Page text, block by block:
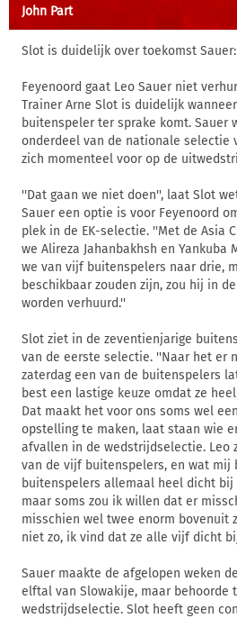
John Part
Slot is duidelijk over toekomst
Feyenoord gaat Leo Sauer niet
Trainer Arne Slot is duidelijk
buitenspeler ter sprake komt. Sauer
onderdeel van de nationale selectie
zich momenteel voor op de
''Dat gaan we niet doen'', laat Slot
Sauer een optie is voor Feyenoord
plek in de EK-selectie. ''Met de Asia
we Alireza Jahanbakhsh en Yankuba
we van vijf buitenspelers naar drie,
beschikbaar zouden zijn, zou hij in
worden verhuurd.''
Slot ziet in de zeventienjarige
van de eerste selectie. ''Naar het er
zaterdag een van de buitenspelers
best een lastige keuze omdat ze
Dat maakt het voor ons soms wel
opstelling te maken, laat staan wie
afvallen in de wedstrijdselectie. Leo
van de vijf buitenspelers, en wat mij
buitenspelers allemaal heel dicht bij
maar soms zou ik willen dat er
misschien wel twee enorm bovenuit
niet zo, ik vind dat ze alle vijf dicht
Sauer maakte de afgelopen weken
elftal van Slowakije, maar behoorde
wedstrijdselectie. Slot heeft geen